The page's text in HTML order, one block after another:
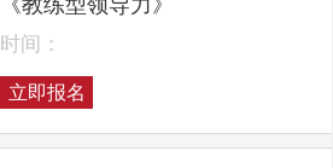
时间：
立即报名